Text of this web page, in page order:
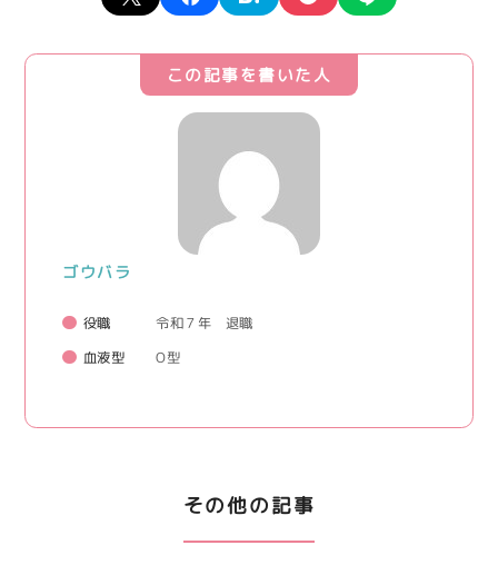
この記事を書いた人
ゴウバラ
役職 令和７年 退職
血液型 O型
その他の記事